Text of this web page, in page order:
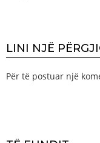
LINI NJË
Për të postuar një